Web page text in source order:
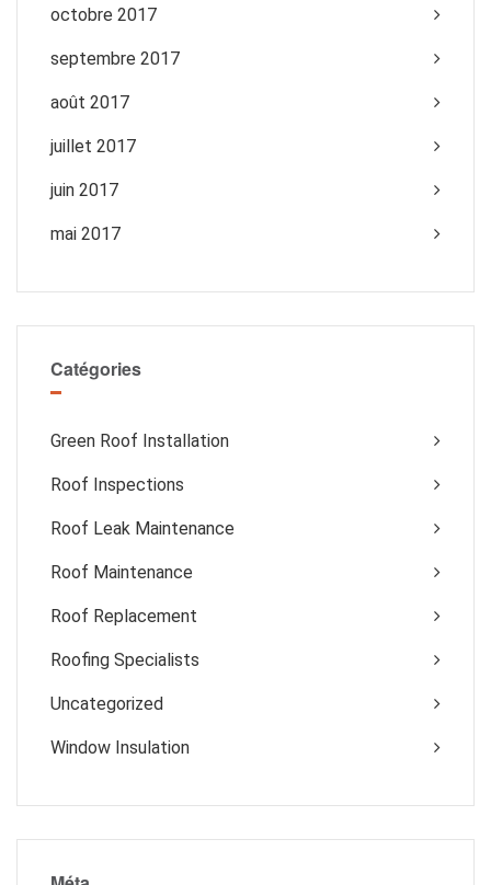
octobre 2017
septembre 2017
août 2017
juillet 2017
juin 2017
mai 2017
Catégories
Green Roof Installation
Roof Inspections
Roof Leak Maintenance
Roof Maintenance
Roof Replacement
Roofing Specialists
Uncategorized
Window Insulation